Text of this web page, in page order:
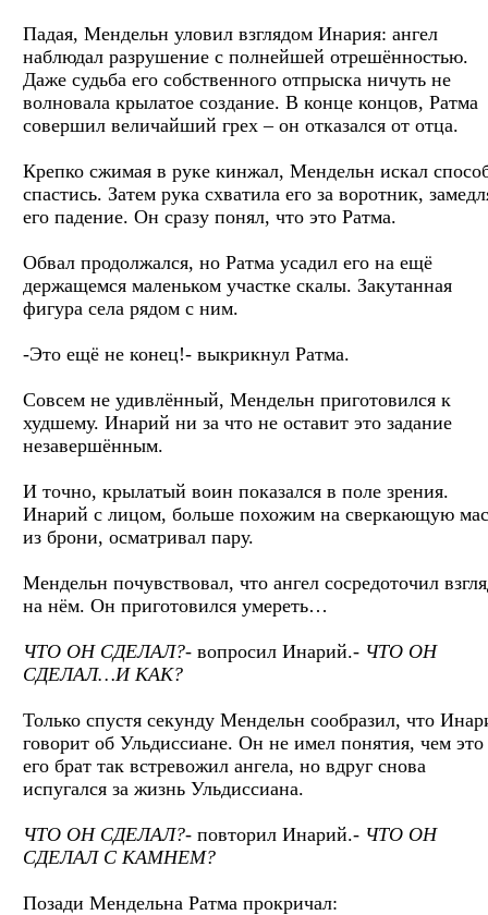
Падая, Мендельн уловил взглядом Инария: ангел
наблюдал разрушение с полнейшей отрешённостью.
Даже судьба его собственного отпрыска ничуть не
волновала крылатое создание. В конце концов, Ратма
совершил величайший грех – он отказался от отца.
Крепко сжимая в руке кинжал, Мендельн искал
спастись. Затем рука схватила его за воротник,
его падение. Он сразу понял, что это Ратма.
Обвал продолжался, но Ратма усадил его на ещё
держащемся маленьком участке скалы. Закутанная
фигура села рядом с ним.
-Это ещё не конец!- выкрикнул Ратма.
Совсем не удивлённый, Мендельн приготовился к
худшему. Инарий ни за что не оставит это задание
незавершённым.
И точно, крылатый воин показался в поле зрения.
Инарий с лицом, больше похожим на сверкающую
из брони, осматривал пару.
Мендельн почувствовал, что ангел сосредоточил
на нём. Он приготовился умереть…
ЧТО ОН СДЕЛАЛ?- вопросил Инарий.- ЧТО ОН
СДЕЛАЛ…И КАК?
Только спустя секунду Мендельн сообразил, что
говорит об Ульдиссиане. Он не имел понятия, чем это
его брат так встревожил ангела, но вдруг снова
испугался за жизнь Ульдиссиана.
ЧТО ОН СДЕЛАЛ?- повторил Инарий.- ЧТО ОН
СДЕЛАЛ С КАМНЕМ?
Позади Мендельна Ратма прокричал: